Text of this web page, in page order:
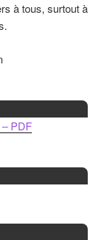
à tous, surtout à
PDF